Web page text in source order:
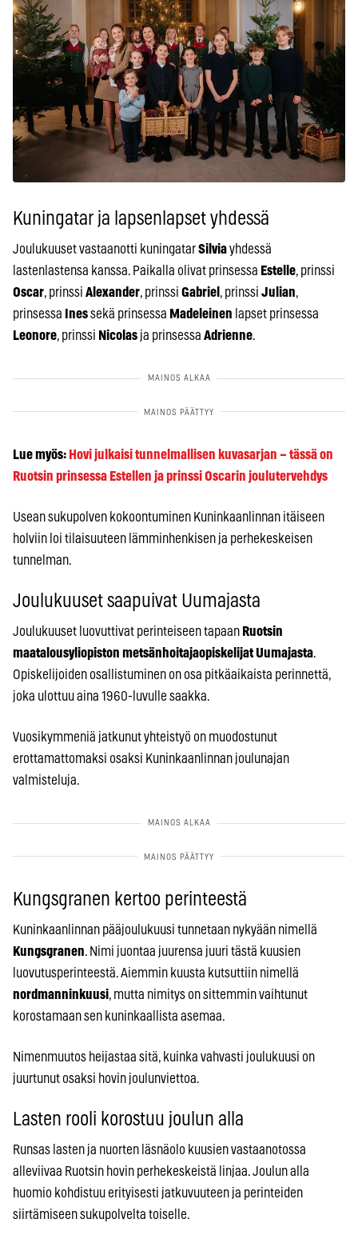
Kuningatar ja lapsenlapset yhdessä
Joulukuuset vastaanotti kuningatarSilviayhdessä
lastenlastensa kanssa. Paikalla olivat prinsessa Estelle, prinssi
Oscar, prinssi Alexander, prinssi Gabriel , prinssi Julian,
prinsessa Inessekä prinsessa Madeleinen lapset prinsessa
Leonore, prinssi Nicolas ja prinsessa Adrienne.
Lue myös: Hovi julkaisi tunnelmallisen kuvasarjan – tässä on
Ruotsin prinsessa Estellen ja prinssi Oscarin joulutervehdys
Usean sukupolven kokoontuminen Kuninkaanlinnan itäiseen
holviin loi tilaisuuteen lämminhenkisen ja perhekeskeisen
tunnelman.
Joulukuuset saapuivat Uumajasta
Joulukuuset luovuttivat perinteiseen tapaan Ruotsin
maatalousyliopiston metsänhoitajaopiskelijat Uumajasta.
Opiskelijoiden osallistuminen on osa pitkäaikaista perinnettä,
joka ulottuu aina 1960-luvulle saakka.
Vuosikymmeniä jatkunut yhteistyö on muodostunut
erottamattomaksi osaksi Kuninkaanlinnan joulunajan
valmisteluja.
Kungsgranen kertoo perinteestä
Kuninkaanlinnan pääjoulukuusi tunnetaan nykyään nimellä
Kungsgranen. Nimi juontaa juurensa juuri tästä kuusien
luovutusperinteestä. Aiemmin kuusta kutsuttiin nimellä
nordmanninkuusi, mutta nimitys on sittemmin vaihtunut
korostamaan sen kuninkaallista asemaa.
Nimenmuutos heijastaa sitä, kuinka vahvasti joulukuusi on
juurtunut osaksi hovin joulunviettoa.
Lasten rooli korostuu joulun alla
Runsas lasten ja nuorten läsnäolo kuusien vastaanotossa
alleviivaa Ruotsin hovin perhekeskeistä linjaa. Joulun alla
huomio kohdistuu erityisesti jatkuvuuteen ja perinteiden
siirtämiseen sukupolvelta toiselle.